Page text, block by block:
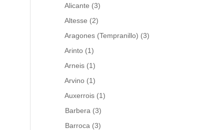
Alicante (3)
Altesse (2)
Aragones (Tempranillo) (3)
Arinto (1)
Arneis (1)
Arvino (1)
Auxerrois (1)
Barbera (3)
Barroca (3)